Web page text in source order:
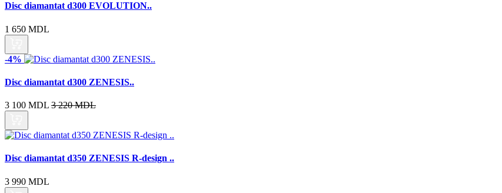
Disc diamantat d300 EVOLUTION..
1 650 MDL
-4%
Disc diamantat d300 ZENESIS..
3 100 MDL 3 220 MDL
Disc diamantat d350 ZENESIS R-design ..
3 990 MDL